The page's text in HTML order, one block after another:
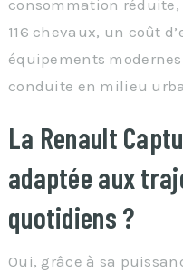
consommation
116 chevaux, un coût
équipements
conduite en milieu
La Renault
adaptée aux
quotidiens ?
Oui, grâce à sa